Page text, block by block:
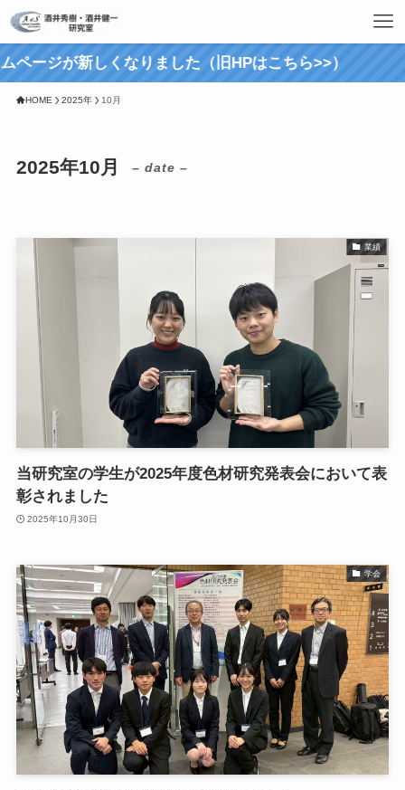
が新しくなりました（旧HPはこちら>>）
HOME 2025年 10月
2025年10月 – date –
業績
当研究室の学生が2025年度色材研究発表会において表
彰されました
2025年10月30日
学会